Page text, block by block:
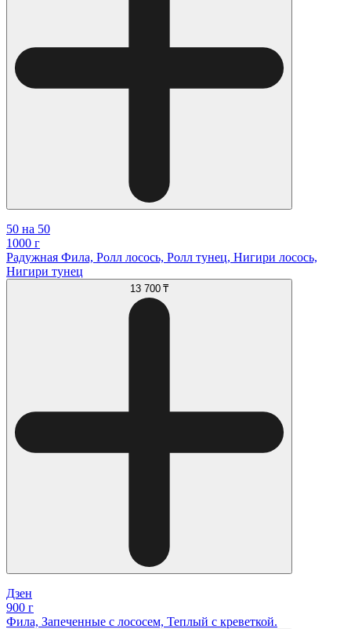
50 на 50
1000 г
Радужная Фила, Ролл лосось, Ролл тунец, Нигири лосось,
Нигири тунец
13 700 ₸
Дзен
900 г
Фила, Запеченные с лососем, Теплый с креветкой.